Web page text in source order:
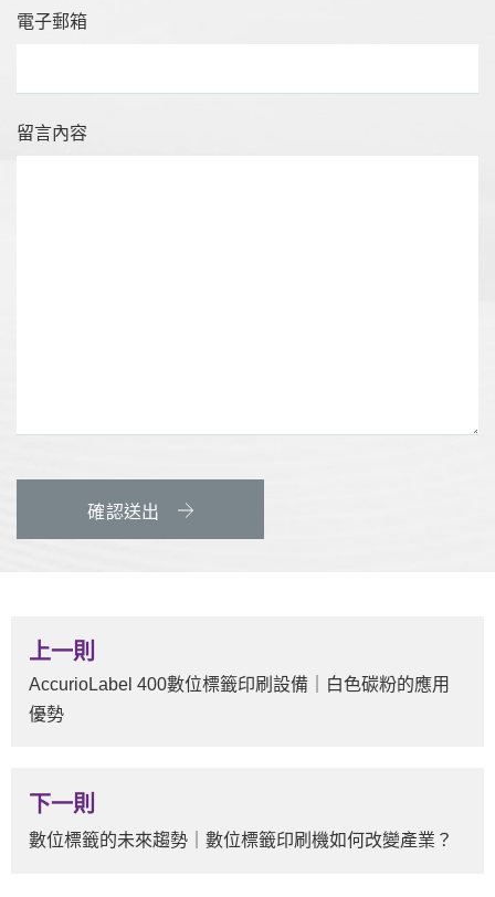
電子郵箱
留言內容
確認送出
上一則
AccurioLabel 400數位標籤印刷設備｜白色碳粉的應用
優勢
數位標籤的未來趨勢｜數位標籤印刷機如何改變產業？
下一則